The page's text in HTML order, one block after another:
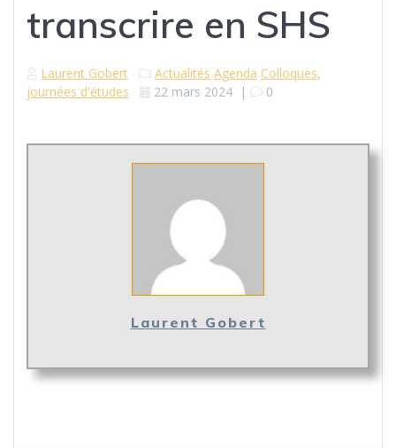
transcrire en SHS
Laurent Gobert Actualités Agenda Colloques,
journées d'études
22 mars 2024 | 0
Laurent Gobert